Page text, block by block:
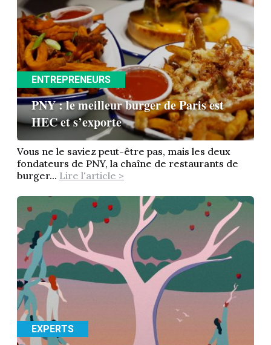
ENTREPRENEURS
PNY : le meilleur burger de Paris est
HEC et s’exporte
Vous ne le saviez peut-être pas, mais les deux
fondateurs de PNY, la chaîne de restaurants de
burger... Lire l'article >
EXPERTS